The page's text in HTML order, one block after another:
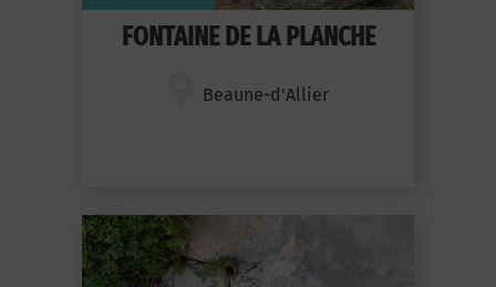
FONTAINE DE LA PLANCHE
Beaune-d'Allier